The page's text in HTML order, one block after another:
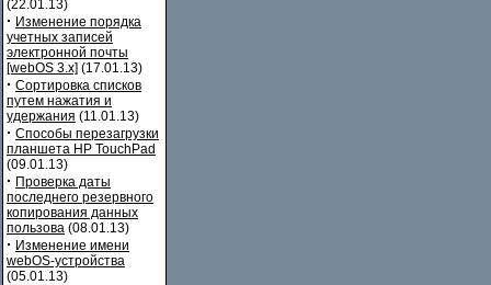
(22.01.13)
· Изменение порядка
учетных записей
электронной почты
[webOS 3.x] (17.01.13)
· Сортировка списков
путем нажатия и
удержания (11.01.13)
· Способы перезагрузки
планшета HP TouchPad
(09.01.13)
· Проверка даты
последнего резервного
копирования данных
пользова (08.01.13)
· Изменение имени
webOS-устройства
(05.01.13)